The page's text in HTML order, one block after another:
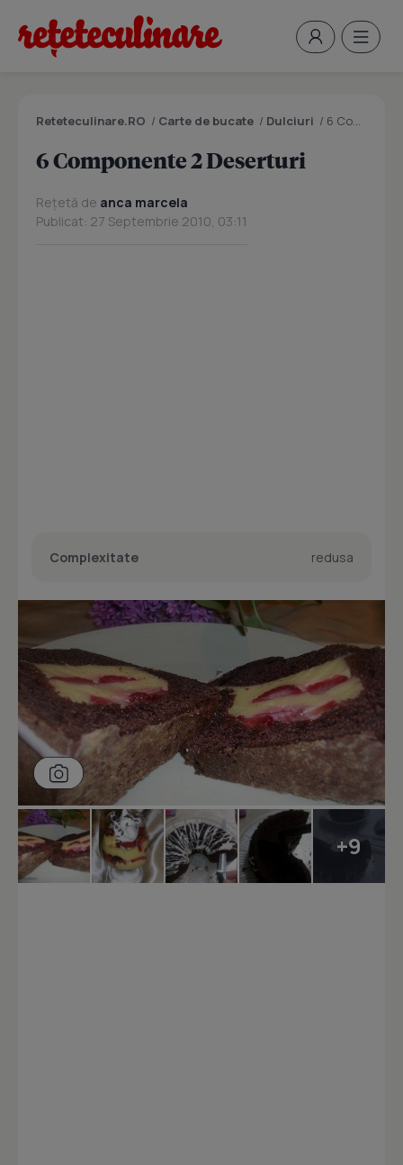
Reteteculinare.RO / Carte de bucate / Dulciuri / 6 Componente 2 Deserturi
6 Componente 2 Deserturi
Rețetă de anca marcela
Publicat: 27 Septembrie 2010, 03:11
Complexitate redusa
+9